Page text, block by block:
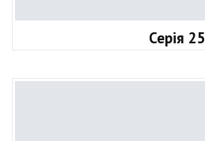
Серія 25